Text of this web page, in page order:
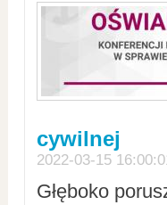
cywilnej
2022-03-15
Głęboko